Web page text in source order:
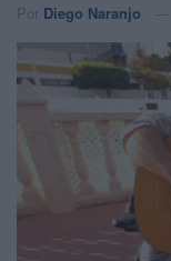
Por Diego Naranjo